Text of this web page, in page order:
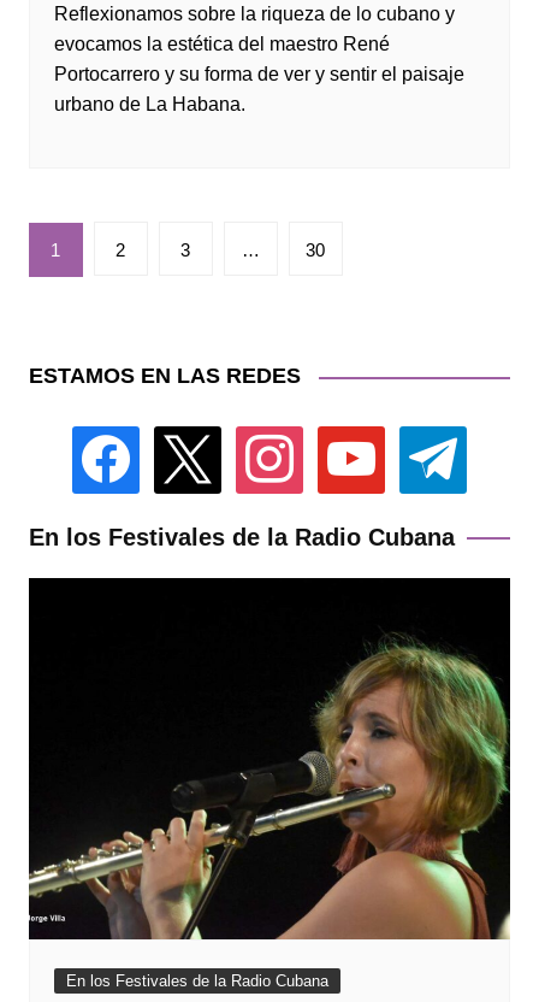
Reflexionamos sobre la riqueza de lo cubano y
evocamos la estética del maestro René
Portocarrero y su forma de ver y sentir el paisaje
urbano de La Habana.
Paginación
de
1 2 3 … 30
ESTAMOS EN LAS REDES
facebook instagram youtube telegram
En los Festivales de la Radio Cubana
En los Festivales de la Radio Cubana